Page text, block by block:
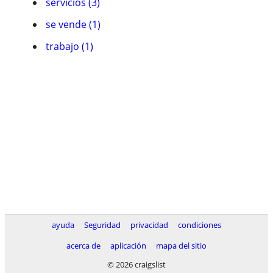
se vende (1)
trabajo (1)
ayuda Seguridad privacidad
condiciones
acerca de
aplicación
mapa del sitio
© 2026 craigslist